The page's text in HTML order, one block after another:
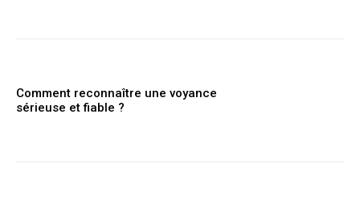
Comment reconnaître une voyance
sérieuse et fiable ?